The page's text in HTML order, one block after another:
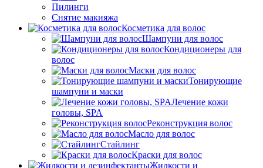
Пилинги
Снятие макияжа
Косметика для волос
Шампуни для волос
Кондиционеры для
волос
Маски для волос
Тонирующие
шампуни и маски
Лечение кожи
головы, SPA
Реконструкция волос
Масло для волос
Стайлинг
Краски для волос
Жидкости и